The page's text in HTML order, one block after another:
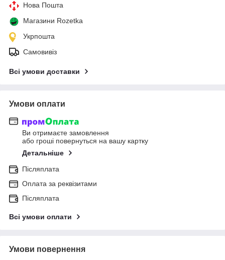
Нова Пошта
Магазини Rozetka
Укрпошта
Самовивіз
Всі умови доставки
Умови оплати
Ви отримаєте замовлення
або гроші повернуться на вашу картку
Детальніше
Післяплата
Оплата за реквізитами
Післяплата
Всі умови оплати
Умови повернення